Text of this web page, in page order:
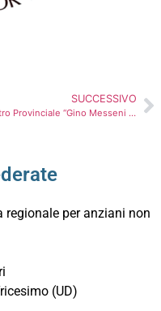
SUCCESSIVO
Centro Provinciale “Gino Messeni Localzo”
regionale per anziani non
(UD)